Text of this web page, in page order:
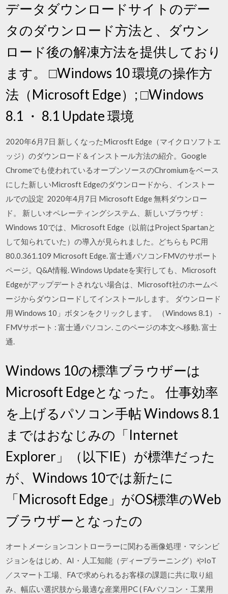
データダウンロードサイトのデー
タのダウンロード方法と、ダウン
ロード後の解凍方法を提供しており
ます。 □Windows 10 環境の操作方
法（Microsoft Edge）; □Windows
8.1 ・ 8.1 Update 環境
2020年6月7日 新しくなったMicrosft Edge（マイクロソフトエ
ッジ）のダウンロード＆インストール方法の紹介。Google
Chromeでも使われているオープンソースのChromiumをベース
にした新しいMicrosft Edgeのダウンロードから、インストー
ルでの設定 2020年4月7日 Microsoft Edge 無料ダウンロー
ド。 新しいオペレーティングシステム、新しいブラウザ：
Windows 10では、Microsoft Edge（以前はProject Spartanと
して知られていた）の導入が見られました。どちらも PC用
80.0.361.109 Microsoft Edge. 富士通パソコンFMVのサポート
ページ。Q&A情報. Windows Updateを実行しても、Microsoft
Edgeがアップデートされない場合は、Microsoft社のホームペ
ージからダウンロードしてインストールします。 ダウンロード
用 Windows 10」ボタンをクリックします。 （Windows 8.1） -
FMVサポート : 富士通パソコン. このページの本文へ移動. 富士
通.
Windows 10の標準ブラウザーは
Microsoft Edgeとなった。 仕事効率
を上げるパソコン手帖 Windows 8.1
まではおなじみの「Internet
Explorer」（以下IE）が標準だった
が、Windows 10では新たに
「Microsoft Edge」がOS標準のWeb
ブラウザーとなったの
オートメーションコントローラーに関わる画像処理・マシンビ
ジョンをはじめ、AI・人工知能（ディープラーニング）やIoT
／スマート工場、FAで求められるお客様の課題に共に取り組
み、幅広い選択肢から最適な産業用PC ( FAパソコン・工業用